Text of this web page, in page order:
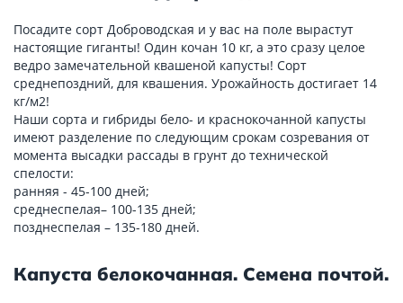
Посадите сорт Доброводская и у вас на поле вырастут
настоящие гиганты! Один кочан 10 кг, а это сразу целое
ведро замечательной квашеной капусты! Сорт
среднепоздний, для квашения. Урожайность достигает 14
кг/м2!
Наши сорта и гибриды бело- и краснокочанной капусты
имеют разделение по следующим срокам созревания от
момента высадки рассады в грунт до технической
спелости:
ранняя - 45-100 дней;
среднеспелая– 100-135 дней;
позднеспелая – 135-180 дней.
Капуста белокочанная. Семена почтой.